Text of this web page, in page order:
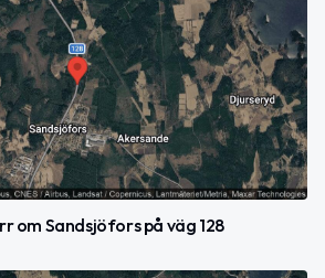
om Sandsjöfors på väg 128